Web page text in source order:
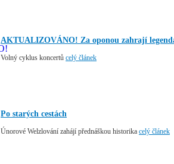
AKTUALIZOVÁNO! Za oponou zahrají
Volný cyklus koncertů celý článek
Po starých cestách
Únorové Welzlování zahájí přednáškou historika celý článek